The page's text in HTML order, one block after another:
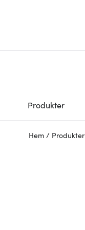
Produkter
Hem / Produkter